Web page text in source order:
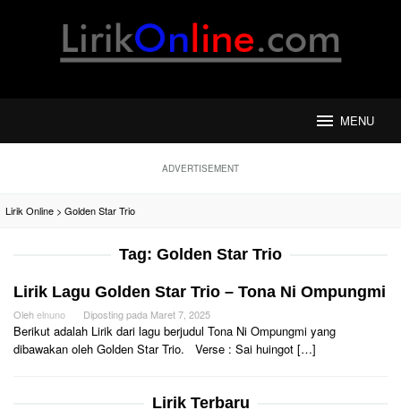
MENU
ADVERTISEMENT
Lirik Online > Golden Star Trio
Tag: Golden Star Trio
Lirik Lagu Golden Star Trio – Tona Ni Ompungmi
Olehelnuno Diposting pada Maret 7, 2025
Berikut adalah Lirik dari lagu berjudul Tona Ni Ompungmi yang
dibawakan oleh Golden Star Trio. Verse : Sai huingot […]
Lirik Terbaru